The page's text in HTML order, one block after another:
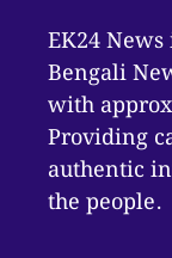
EK24 News
Bengali
with
Providing
authentic
the people.